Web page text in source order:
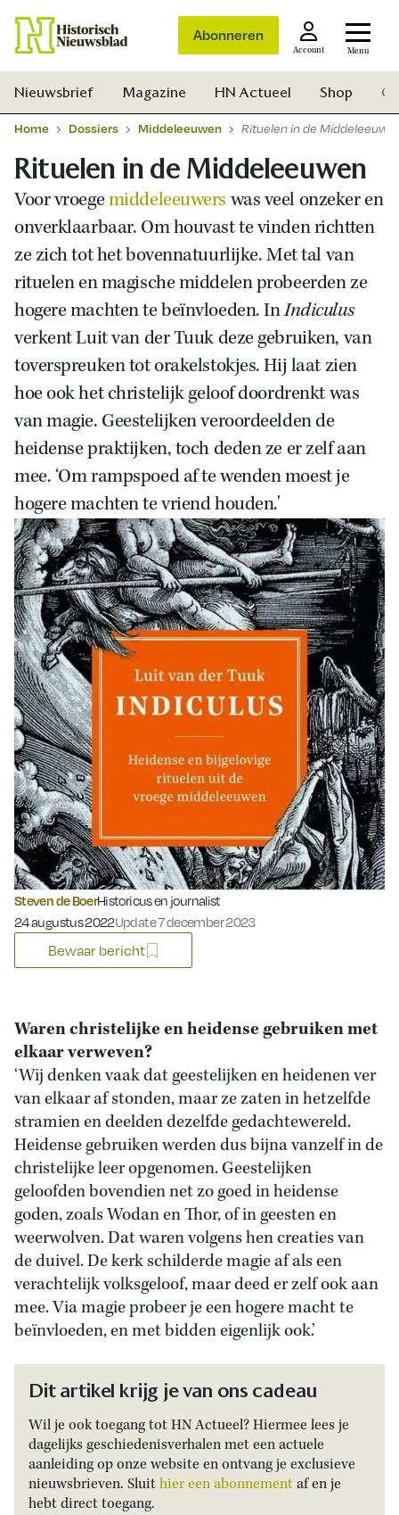
Abonneren
Account Menu
Zoek
Nieuwsbrief Magazine HN Actueel Shop
Home Dossiers Middeleeuwen Rituelen in de
Rituelen in de Middeleeuwen
Voor vroegemiddeleeuwers was veel onzeker en
onverklaarbaar. Om houvast te vinden richtten
ze zich tot het bovennatuurlijke. Met tal van
rituelen en magische middelen probeerden ze
hogere machten te beïnvloeden. InIndiculus
verkent Luit van der Tuuk deze gebruiken, van
toverspreuken tot orakelstokjes. Hij laat zien
hoe ook het christelijk geloof doordrenkt was
van magie. Geestelijken veroordeelden de
heidense praktijken, toch deden ze er zelf aan
mee. ‘Om rampspoed af te wenden moest je
hogere machten te vriend houden.'
Steven de BoerHistoricus en journalist
Gepubliceerd op:
24 augustus 2022Update 7 december 2023
Bewaar bericht
Waren christelijke en heidense gebruiken met
elkaar verweven?
‘Wij denken vaak dat geestelijken en heidenen ver
van elkaar af stonden, maar ze zaten in hetzelfde
stramien en deelden dezelfde gedachtewereld.
Heidense gebruiken werden dus bijna vanzelf in de
christelijke leer opgenomen. Geestelijken
geloofden bovendien net zo goed in heidense
goden, zoals Wodan en Thor, of in geesten en
weerwolven. Dat waren volgens hen creaties van
de duivel. De kerk schilderde magie af als een
verachtelijk volksgeloof, maar deed er zelf ook aan
mee. Via magie probeer je een hogere macht te
beïnvloeden, en met bidden eigenlijk ook.’
Dit artikel krijg je van ons cadeau
Wil je ook toegang tot HN Actueel? Hiermee lees je
dagelijks geschiedenisverhalen met een actuele
aanleiding op onze website en ontvang je exclusieve
nieuwsbrieven. Sluithier een abonnementaf en je
hebt direct toegang.